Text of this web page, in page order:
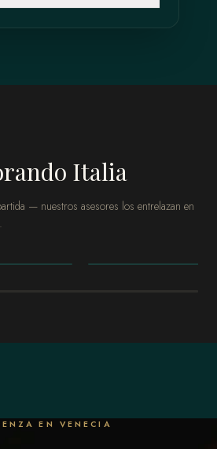
Italia
— nuestros asesores los entrelazan en
EN VENECIA